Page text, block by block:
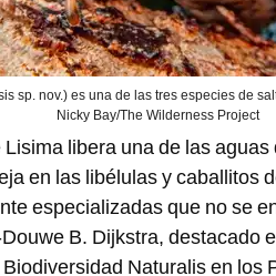
sp. nov.) es una de las tres especies de
Nicky Bay/The Wilderness Project
libera una de las
en las libélulas y caballitos
especializadas que no se
B. Dijkstra, destacado
Naturalis en los